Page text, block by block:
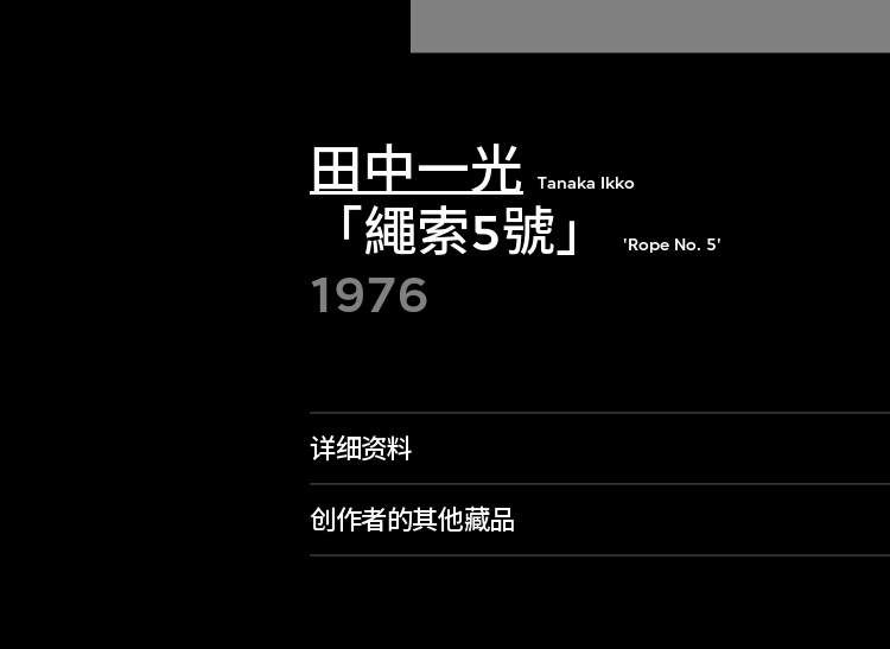
田中一光 Tanaka Ikko
「繩索5號」 'Rope No. 5'
1976
详细资料
创作者的其他藏品